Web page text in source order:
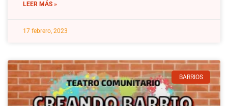
LEER MÁS »
17 febrero, 2023
BARRIOS